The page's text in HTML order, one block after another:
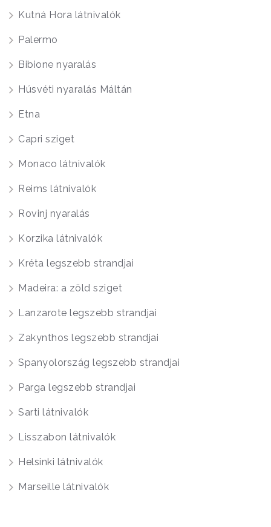
Kutná Hora látnivalók
Palermo
Bibione nyaralás
Húsvéti nyaralás Máltán
Etna
Capri sziget
Monaco látnivalók
Reims látnivalók
Rovinj nyaralás
Korzika látnivalók
Kréta legszebb strandjai
Madeira: a zöld sziget
Lanzarote legszebb strandjai
Zakynthos legszebb strandjai
Spanyolország legszebb strandjai
Parga legszebb strandjai
Sarti látnivalók
Lisszabon látnivalók
Helsinki látnivalók
Marseille látnivalók